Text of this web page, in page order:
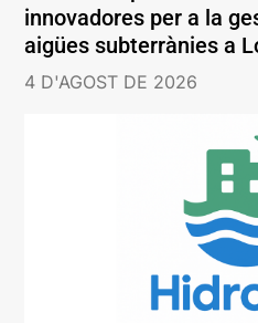
innovadores per a la
aigües subterrànies a
4 D'AGOST DE 2026